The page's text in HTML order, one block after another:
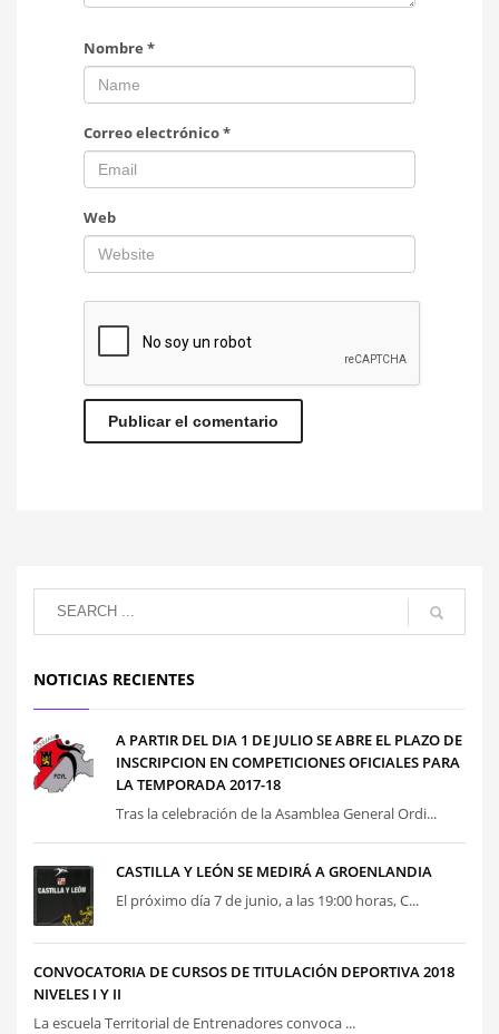
Nombre *
Correo electrónico*
Web
NOTICIAS RECIENTES
A PARTIR DEL DIA 1 DE JULIO SE ABRE EL PLAZO DE
INSCRIPCION EN COMPETICIONES OFICIALES PARA
LA TEMPORADA 2017-18
Tras la celebración de la Asamblea General Ordi...
CASTILLA Y LEÓN SE MEDIRÁ A GROENLANDIA
El próximo día 7 de junio, a las 19:00 horas, C...
CONVOCATORIA DE CURSOS DE TITULACIÓN DEPORTIVA 2018
NIVELES I Y II
La escuela Territorial de Entrenadores convoca ...